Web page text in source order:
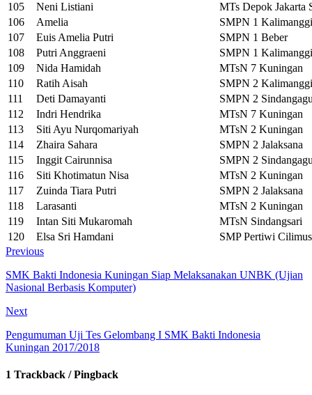
105
Neni Listiani
MTs Depok Jakarta
106
Amelia
SMPN 1
107
Euis Amelia Putri
SMPN 1 Beber
108
Putri Anggraeni
SMPN 1
109
Nida Hamidah
MTsN 7 Kuningan
110
Ratih Aisah
SMPN 2
111
Deti Damayanti
SMPN 2
112
Indri Hendrika
MTsN 7 Kuningan
113
Siti Ayu Nurqomariyah
MTsN 2 Kuningan
114
Zhaira Sahara
SMPN 2 Jalaksana
115
Inggit Cairunnisa
SMPN 2
116
Siti Khotimatun Nisa
MTsN 2 Kuningan
117
Zuinda Tiara Putri
SMPN 2 Jalaksana
118
Larasanti
MTsN 2 Kuningan
119
Intan Siti Mukaromah
MTsN Sindangsari
120
Elsa Sri Hamdani
SMP Pertiwi Cilimus
Previous
SMK Bakti Indonesia Kuningan Siap Melaksanakan UNBK (Ujian
Nasional Berbasis Komputer)
Next
Pengumuman Uji Tes Gelombang I SMK Bakti Indonesia
Kuningan 2017/2018
1 Trackback / Pingback